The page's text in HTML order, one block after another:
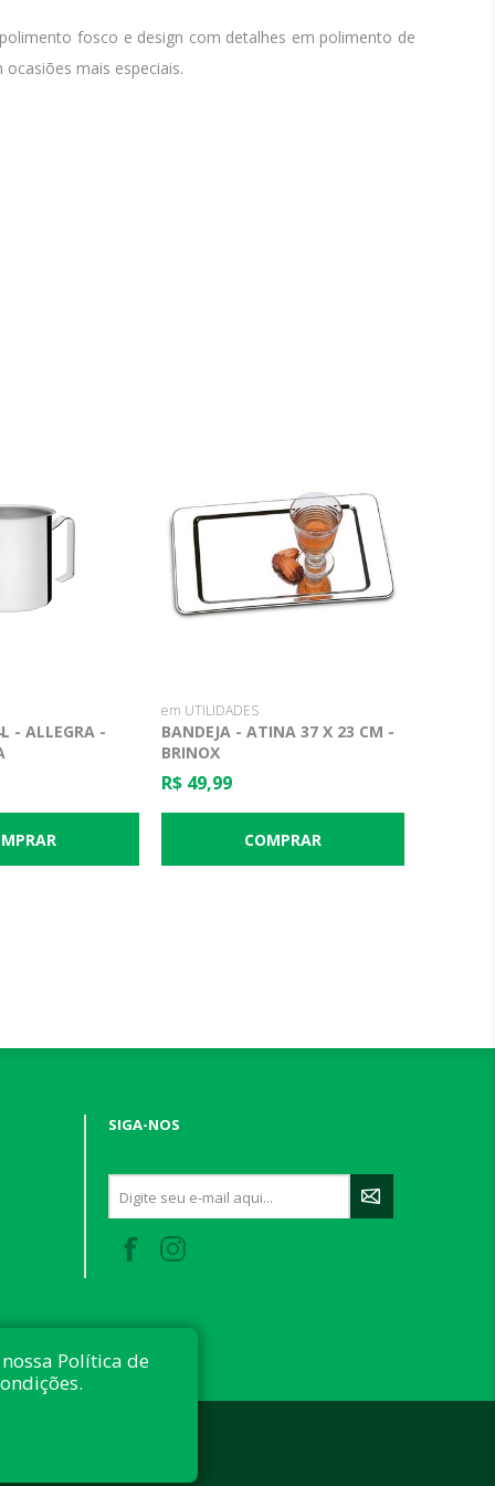
fosco e design com detalhes em polimento de
mais especiais.
- ALLEGRA -
em UTILIDADES
BANDEJA - ATINA 37 X 23 CM -
BRINOX
R$ 49,99
SIGA-NOS
Política de